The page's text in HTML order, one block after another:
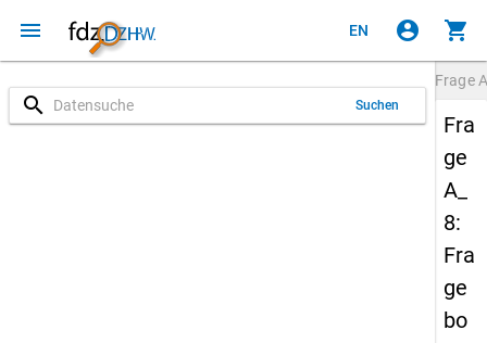
menu EN account_circle shopping_cart
search Suchen
Frage
Fra
ge
A_
8:
Fra
ge
bo